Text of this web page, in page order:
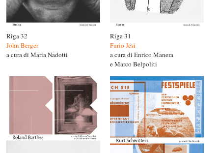
Riga 32
John Berger
a cura di Maria Nadotti
Riga 31
Furio Jesi
a cura di Enrico Manera
e Marco Belpoliti